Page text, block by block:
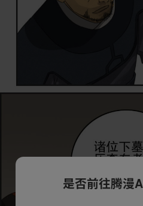
是否前往腾漫